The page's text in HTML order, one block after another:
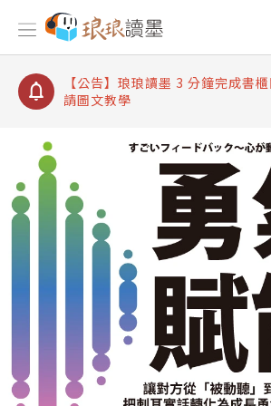
【公告】琅琅讀墨書櫃開通常見問題
【公告】琅琅讀墨 3 分鐘完成書櫃
【公告】琅琅書店服務升級重要
查詢